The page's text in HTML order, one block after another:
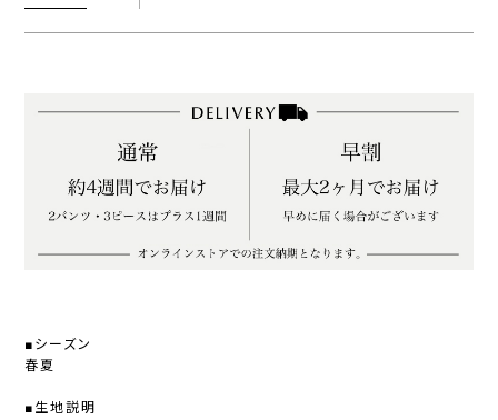
■シーズン
春夏
■生地説明